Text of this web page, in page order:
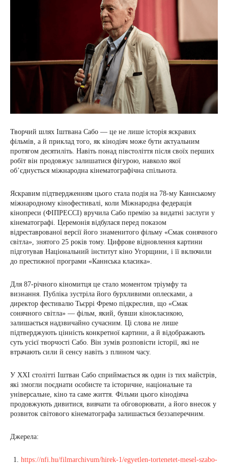
Творчий шлях Іштвана Сабо — це не лише історія яскравих
фільмів, а й приклад того, як кінодіяч може бути актуальним
протягом десятиліть. Навіть понад півстоліття після своїх перших
робіт він продовжує залишатися фігурою, навколо якої
об’єднується міжнародна кінематографічна спільнота.
Яскравим підтвердженням цього стала подія на 78-му Каннському
міжнародному кінофестивалі, коли Міжнародна федерація
кінопреси (ФІПРЕССІ) вручила Сабо премію за видатні заслуги у
кінематографі. Церемонія відбулася перед показом
відреставрованої версії його знаменитого фільму «Смак сонячного
світла», знятого 25 років тому. Цифрове відновлення картини
підготував Національний інститут кіно Угорщини, і її включили
до престижної програми «Каннська класика».
Для 87-річного кіномитця це стало моментом тріумфу та
визнання. Публіка зустріла його бурхливими оплесками, а
директор фестивалю Тьєррі Фремо підкреслив, що «Смак
сонячного світла» — фільм, який, бувши кінокласикою,
залишається надзвичайно сучасним. Ці слова не лише
підтверджують цінність конкретної картини, а й відображають
суть усієї творчості Сабо. Він зумів розповісти історії, які не
втрачають сили й сенсу навіть з плином часу.
У XXI столітті Іштван Сабо сприймається як один із тих майстрів,
які змогли поєднати особисте та історичне, національне та
універсальне, кіно та саме життя. Фільми цього кінодіяча
продовжують дивитися, вивчати та обговорювати, а його внесок у
розвиток світового кінематографа залишається беззаперечним.
Джерела:
https://nfi.hu/filmarchivum/hirek-1/egyetlen-tortenetet-mesel-szabo-